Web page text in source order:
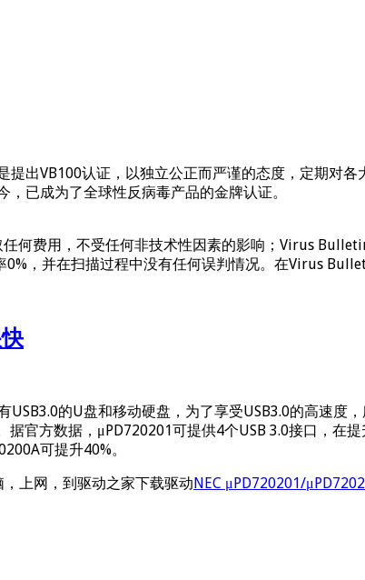
出VB100认证，以独立公正而严谨的态度，定期对
已成为了全球性反病毒产品的金牌认证。
何费用，不受任何非技术性因素的影响；Virus
，并在扫描过程中没有任何误判情况。在Virus
的U盘和移动硬盘，为了享受USB3.0的高速度
据官方数据，μPD720201可提供4个USB 3.0接口，
可提升40%。
上网，到驱动之家下载驱动 NEC μPD720201/